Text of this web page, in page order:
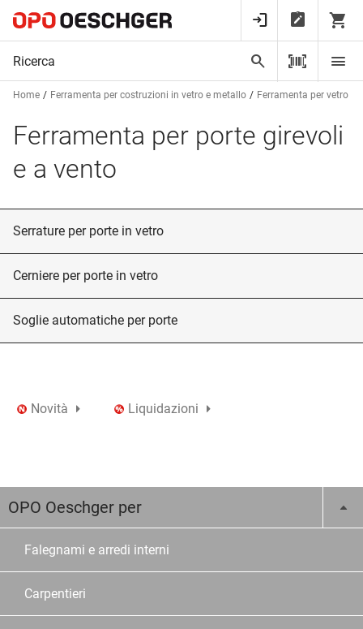
Home Ferramenta per costruzioni in vetro e metallo Ferramenta per vetro
Ferramenta per porte girevoli
e a vento
Serrature per porte in vetro
Cerniere per porte in vetro
Soglie automatiche per porte
Novità Liquidazioni
OPO Oeschger per
Falegnami e arredi interni
Carpentieri